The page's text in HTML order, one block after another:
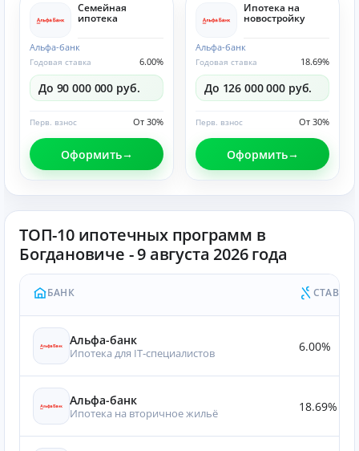
Семейная
ипотека
Альфа-банк
6.00%
Годовая ставка
До 90 000 000 руб.
От 30%
Перв. взнос
Оформить
Ипотека на
новостройку
Альфа-банк
18.69%
Годовая ставка
До 126 000 000 руб.
От 30%
Перв. взнос
Оформить
ТОП-10 ипотечных программ в
Богдановиче - 9 августа 2026 года
БАНК СТАВКА
Альфа-банк
Ипотека для IT‑специалистов 6.00%
Альфа-банк
Ипотека на вторичное жильё 18.69%